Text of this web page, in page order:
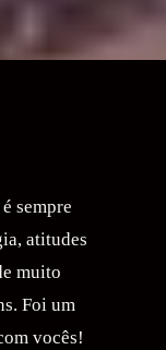
sempre
atitudes
muito
Foi um
vocês!